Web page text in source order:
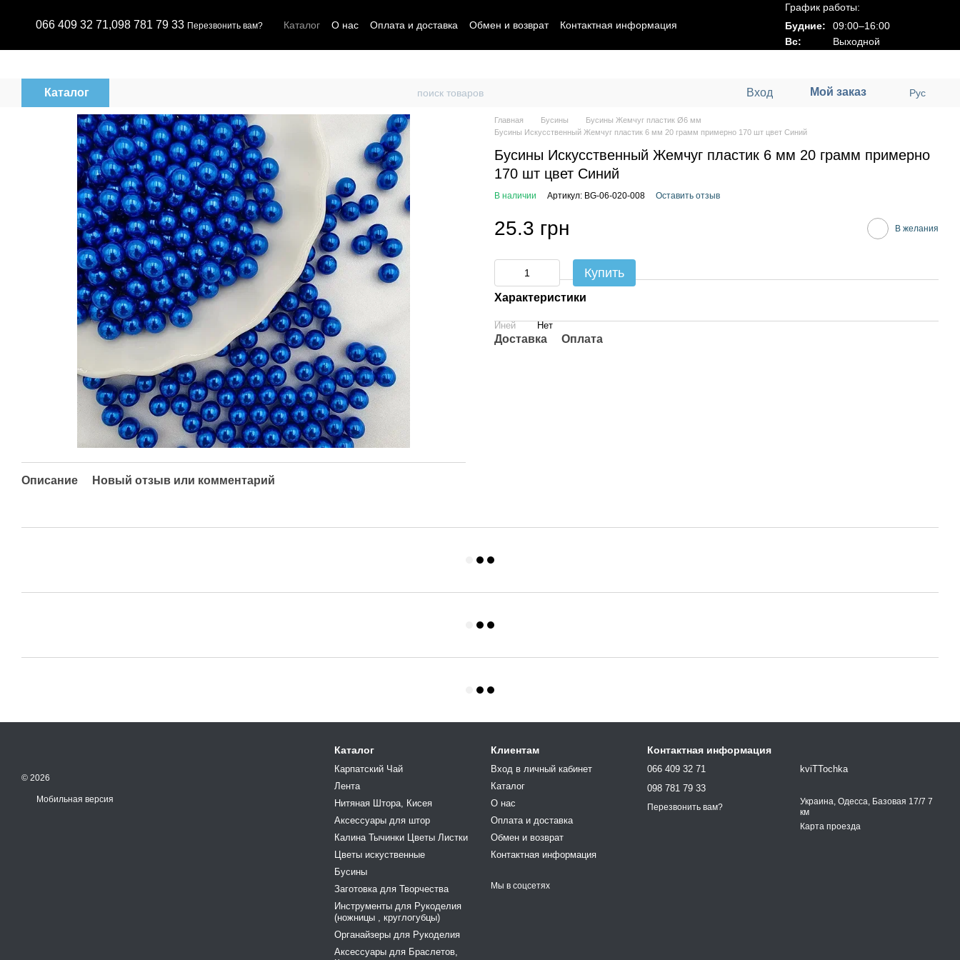
066 409 32 71,098 781 79 33 Перезвонить вам? Каталог О нас Оплата и доставка Обмен и возврат Контактная информация
График работы:
Будние:
09:00–16:00
Вс:
Выходной
Каталог Вход Мой заказ Рус
Описание Новый отзыв или комментарий
Главная Бусины
Бусины Жемчуг пластик Ø6 мм
Бусины Искусственный Жемчуг пластик 6 мм 20 грамм примерно 170 шт цвет Синий
Бусины Искусственный Жемчуг пластик 6 мм 20 грамм примерно
170 шт цвет Синий
В наличии Артикул: BG-06-020-008 Оставить отзыв
25.3 грн В желания
Купить
Характеристики
Иней Нет
Доставка Оплата
© 2026
Мобильная версия
Каталог
Карпатский Чай
Лента
Нитяная Штора, Кисея
Аксессуары для штор
Калина Тычинки Цветы Листки
Цветы искуственные
Бусины
Заготовка для Творчества
Инструменты для Рукоделия
(ножницы , круглогубцы)
Органайзеры для Рукоделия
Аксессуары для Браслетов,
Клиентам
Вход в личный кабинет
Каталог
О нас
Оплата и доставка
Обмен и возврат
Контактная информация
Мы в соцсетях
Контактная информация
066 409 32 71
098 781 79 33
Перезвонить вам?
kviTTochka
Украина, Одесса, Базовая 17/7 7
км
Карта проезда